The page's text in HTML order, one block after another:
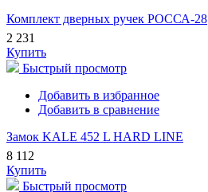
Комплект дверных ручек РОССА-28
2 231
Купить
Быстрый просмотр
Добавить в избранное
Добавить в сравнение
Замок KALE 452 L HARD LINE
8 112
Купить
Быстрый просмотр